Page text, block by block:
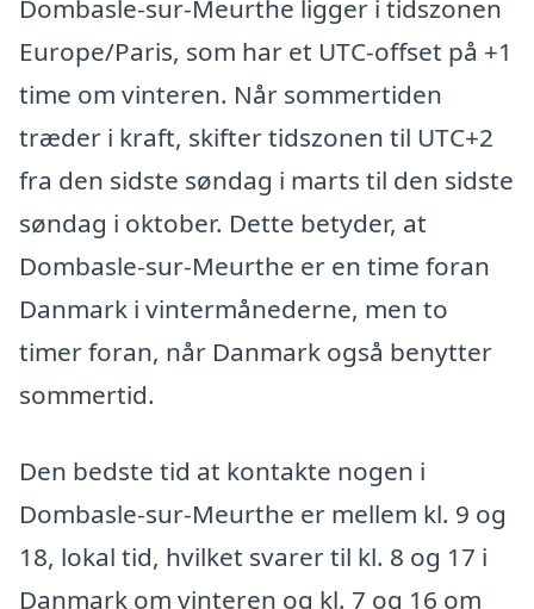
Dombasle-sur-Meurthe ligger i tidszonen
Europe/Paris, som har et UTC-offset på +1
time om vinteren. Når sommertiden
træder i kraft, skifter tidszonen til UTC+2
fra den sidste søndag i marts til den sidste
søndag i oktober. Dette betyder, at
Dombasle-sur-Meurthe er en time foran
Danmark i vintermånederne, men to
timer foran, når Danmark også benytter
sommertid.
Den bedste tid at kontakte nogen i
Dombasle-sur-Meurthe er mellem kl. 9 og
18, lokal tid, hvilket svarer til kl. 8 og 17 i
Danmark om vinteren og kl. 7 og 16 om